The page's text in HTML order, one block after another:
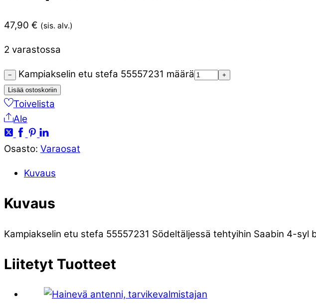
47,90 € (sis. alv.)
2 varastossa
− Kampiakselin etu stefa 55557231 määrä
+
Lisää ostoskoriin
Toivelista
Ale
Osasto: Varaosat
Kuvaus
Kuvaus
Kampiakselin etu stefa 55557231 Södeltäljessä tehtyihin Saabin 4-
Liitetyt Tuotteet